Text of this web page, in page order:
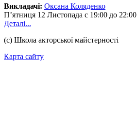
Викладачі: Оксана Коляденко
П’ятниця 12 Листопада с 19:00 до 22:00
Деталі...
(с) Школа акторської майстерності
Карта сайту